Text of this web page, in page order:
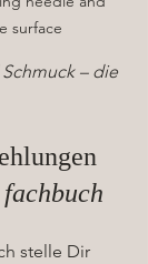
surface
– die
stelle Dir